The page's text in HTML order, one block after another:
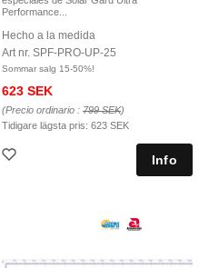
Performance...
Hecho a la medida
Art nr. SPF-PRO-UP-25
Sommar salg 15-50%!
623 SEK
(Precio ordinario : 799 SEK)
Tidigare lägsta pris: 623 SEK